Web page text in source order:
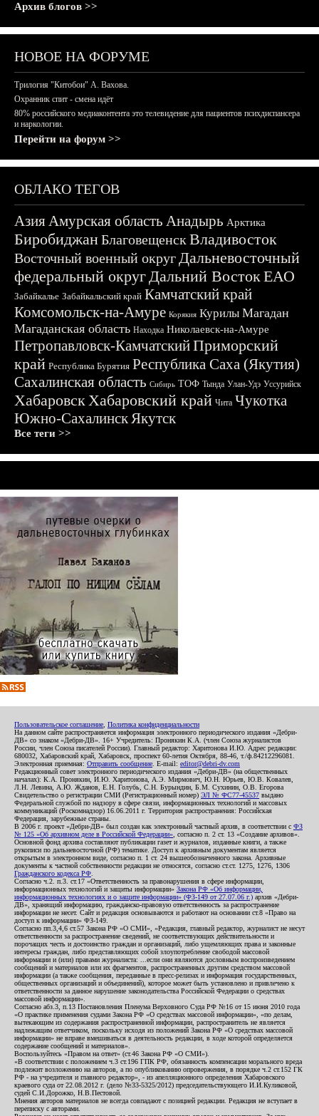
Архив блогов >>
НОВОЕ НА ФОРУМЕ
Трилогия "Китобои" А. Вахова.
Охранник спит - смена идёт
80% российского медиаконтента это телевидение для пациентов психдиспансера
и наркологии.
Перейти на форум >>
ОБЛАКО ТЕГОВ
АзияАмурская область Анадырь Арктика
БиробиджанБлаговещенскВладивосток
Восточный военный округДальневосточный
федеральный округДальний ВостокЕАО
Забайкалье Забайкальский край Камчатский край
Комсомольск-на-Амуре Корякия Курилы Магадан
Магаданская область Находка Николаевск-на-Амуре
Петропавловск-КамчатскийПриморский
край Республика Бурятия Республика Саха (Якутия)
Сахалинская область Сибирь ТОФ Тында Улан-Удэ Уссурийск
ХабаровскХабаровский край Чита Чукотка
Южно-СахалинскЯкутск
Все теги >>
Пользовательское соглашение Политика конфиденциальности
На данном сайте распространяется информация электронного периодического издания «Дебри-
ДВ» со знаком «Дебри-ДВ». 16+ Учредитель: Пронякин К.А. (член Союза журналистов
России, член Союза писателей России). Главный редактор: Харитонова И.Ю. Адрес редакции:
680032, Хабаровский край, Хабаровск, проспект 60-летия Октября, 88-46, т./ф.84212296081.
Электронная приемная: Отправить сообщение . E-mail: editor@debri-dv.com
Редакционный совет электронного периодического издания «Дебри-ДВ» (на общественных
началах): К.А. Пронякин, И.Ю. Харитонова, А.Э. Мирмович, Ю.Н. Юрьев, Ю.В. Ковалев,
Л.Н. Левина, А.Ю. Жданов, Е.Н. Голубь, С.Н. Бурындин, Б.М. Сухинин, О.В. Егорова
Свидетельство о регистрации СМИ (Регистрационный номер) ЭЛ № ФС77-45537 выдано
Федеральной службой по надзору в сфере связи, информационных технологий и массовых
коммуникаций (Роскомнадзор) 16.06.2011 г. Территория распространения: Российская
Федерация, зарубежные страны.
В 2006 г. проект «Дебри-ДВ» был создан как электронный частный архив, в соответствии с ФЗ
№ 125 «Об архивном деле в Российской Федерации» , согласно п. 2 ст. 13 «Создание архивов».
Основной фонд архива составляют публикации газет и журналов, изданные книги, а также
рукописи по дальневосточной (РФ) тематике. Доступ к архивным документам является
открытым в электронном виде, согласно п. 1 ст. 24 вышеобозначенного закона. Архивные
документы к частной собственности редакции не относятся, согласно ст.ст. 1275, 1276, 1306
Гражданского кодекса РФ
Согласно ч.2. п.3. ст.17 «Ответственность за правонарушения в сфере информации,
информационных технологий и защиты информации» Закона РФ «Об информации,
информационных технологиях и о защите информации» (ФЗ-149 от 27.07.06 г.) архив «Дебри-
ДВ», хранящий информацию, гражданско-правовую ответственность за распространение
информации не несет. Сайт и редакция основываются и работают на основании ст.8 «Право на
доступ к информации» ФЗ-149.
Согласно пп.3,4,6 ст.57 Закона РФ «О СМИ», «Редакция, главный редактор, журналист не несут
ответственности за распространение сведений, не соответствующих действительности и
порочащих честь и достоинство граждан и организаций, либо ущемляющих права и законные
интересы граждан, либо представляющих собой злоупотребление свободой массовой
информации и (или) правами журналиста: ...если они являются дословным воспроизведением
сообщений и материалов или их фрагментов, распространенных другим средством массовой
информации (а также сообщения, переданные в пресс-релизах и информация государственных,
общественных организаций и объединений), которое может быть установлено и привлечено к
ответственности за данное нарушение законодательства Российской Федерации о средствах
массовой информации».
Согласно абз.3, п.13 Постановления Пленума Верховного Суда РФ №16 от 15 июня 2010 года
«О практике применения судами Закона РФ «О средствах массовой информации», «по делам,
вытекающим из содержания распространенной информации, распространитель не является
надлежащим ответчиком, поскольку исходя из положений Закона РФ «О средствах массовой
информации» не вправе вмешиваться в деятельность редакции, в ходе которой определяется
содержание сообщений и материалов».
Воспользуйтесь «Правом на ответ» (ст.46 Закона РФ «О СМИ»).
«В соответствии с положением ч.3 ст.196 ГПК РФ, обязанность компенсации морального вреда
подлежит возложению на авторов, а по опубликованию опровержения, в порядке ч.2 ст.152 ГК
РФ - на учредителя и главного редактор», - из апелляционного определения Хабаровского
краевого суда от 22.08.2012 г. (дело №33-5325/2012) председательствующего И.И.Куликовой,
судей С.И.Дорожко, Н.В.Пестовой.
Мнения авторов материалов не всегда совпадают с позицией редакции. Редакция не вступает в
переписку с авторами.